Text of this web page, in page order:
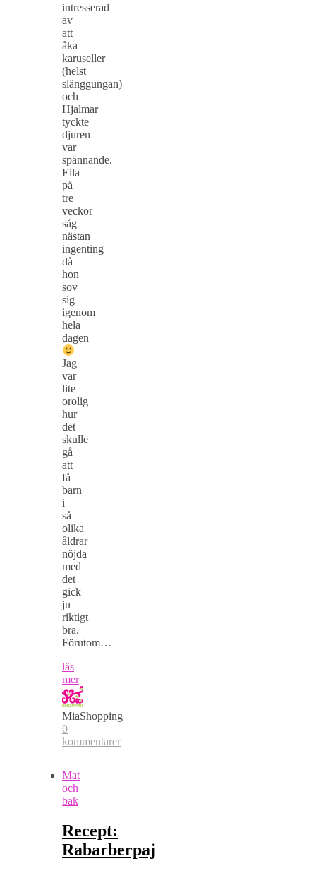
intresserad
av
att
åka
karuseller
(helst
slänggungan)
och
Hjalmar
tyckte
djuren
var
spännande.
Ella
på
tre
veckor
såg
nästan
ingenting
då
hon
sov
sig
igenom
hela
dagen
Jag
var
lite
orolig
hur
det
skulle
gå
att
få
barn
i
så
olika
åldrar
nöjda
med
det
gick
ju
riktigt
bra.
Förutom…
läs
mer
MiaShopping
0
kommentarer
Mat
och
bak
Recept:
Rabarberpaj